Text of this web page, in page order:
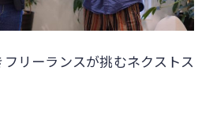
リーランスが挑むネクストス